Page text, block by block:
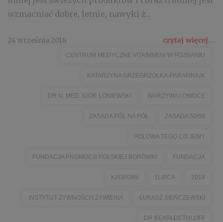
wzmacniać dobre, letnie, nawyki ż...
24 września 2018 czytaj więcej...
CENTRUM MEDYCZNE VITAIMMUN W POZNANIU
KATARZYNA GRZEGRZÓŁKA-PARAFINIUK
DR N. MED. IGOR ŁONIEWSKI WARZYWA I OWOCE
ZASADA PÓŁ NA PÓŁ ZASADA 50/50
POŁOWA TEGO CO JEMY
FUNDACJA PROMOCJI POLSKIEJ BORÓWKI FUNDACJA
KZGPOIW 1LIPCA 2018
INSTYTUT ŻYWNOŚCI I ŻYWIENIA ŁUKASZ SIEŃCZEWSKI
DR BEATA DETHLOFF